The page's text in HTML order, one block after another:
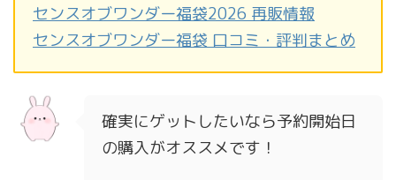
センスオブワンダー福袋2026 再販情報
センスオブワンダー福袋 口コミ・評判まとめ
確実にゲットしたいなら予約開始日
の購入がオススメです！